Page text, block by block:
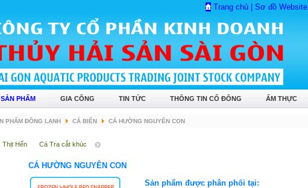
Trang chủ Sơ đồ Website
PHẨM GIA CÔNG TIN TỨC THÔNG TIN CỔ ĐÔNG ẨM THỰC
PHẨM ĐÔNG LẠNH CÁ BIỂN CÁ HƯỜNG NGUYÊN CON
Thịt Hến Cá Tra cắt khúc
CÁ HƯỜNG NGUYÊN CON
Sản phẩm được phân phối tại: